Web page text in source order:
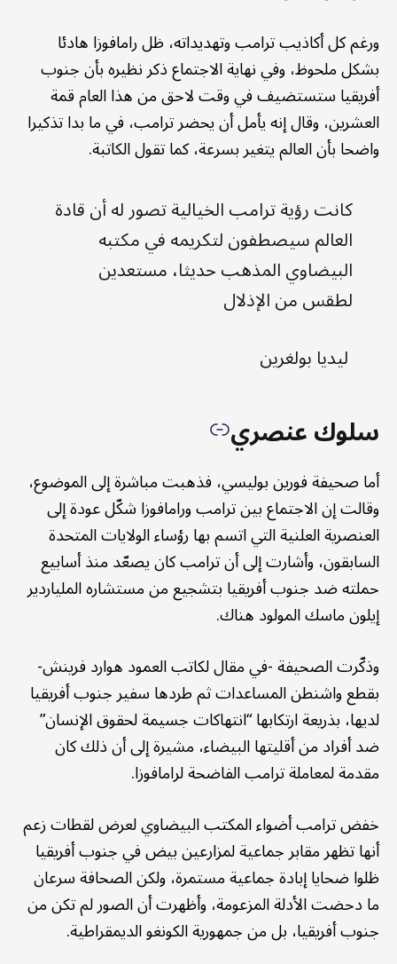
ورغم كل أكاذيب ترامب وتهديداته، ظل رامافوزا هادئا
بشكل ملحوظ، وفي نهاية الاجتماع ذكر نظيره بأن جنوب
أفريقيا ستستضيف في وقت لاحق من هذا العام قمة
العشرين، وقال إنه يأمل أن يحضر ترامب، في ما بدا تذكيرا
واضحا بأن العالم يتغير بسرعة، كما تقول الكاتبة.
كانت رؤية ترامب الخيالية تصور له أن قادة
العالم سيصطفون لتكريمه في مكتبه
البيضاوي المذهب حديثا، مستعدين
لطقس من الإذلال
ليديا بولغرين
سلوك عنصري
أما صحيفة فورين بوليسي، فذهبت مباشرة إلى الموضوع،
وقالت إن الاجتماع بين ترامب ورامافوزا شكّل عودة إلى
العنصرية العلنية التي اتسم بها رؤساء الولايات المتحدة
السابقون، وأشارت إلى أن ترامب كان يصعّد منذ أسابيع
حملته ضد جنوب أفريقيا بتشجيع من مستشاره الملياردير
إيلون ماسك المولود هناك.
وذكّرت الصحيفة -في مقال لكاتب العمود هوارد فرينش-
بقطع واشنطن المساعدات ثم طردها سفير جنوب أفريقيا
لديها، بذريعة ارتكابها “انتهاكات جسيمة لحقوق الإنسان”
ضد أفراد من أقليتها البيضاء، مشيرة إلى أن ذلك كان
مقدمة لمعاملة ترامب الفاضحة لرامافوزا.
خفض ترامب أضواء المكتب البيضاوي لعرض لقطات زعم
أنها تظهر مقابر جماعية لمزارعين بيض في جنوب أفريقيا
ظلوا ضحايا إبادة جماعية مستمرة، ولكن الصحافة سرعان
ما دحضت الأدلة المزعومة، وأظهرت أن الصور لم تكن من
جنوب أفريقيا، بل من جمهورية الكونغو الديمقراطية.